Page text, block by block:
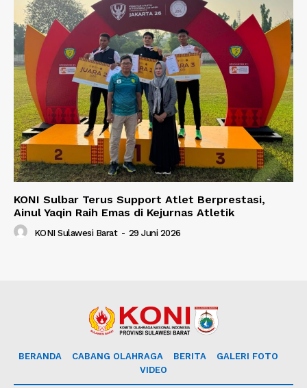
KONI Sulbar Terus Support Atlet Berprestasi,
Ainul Yaqin Raih Emas di Kejurnas Atletik
KONI Sulawesi Barat - 29 Juni 2026
BERANDA CABANG OLAHRAGA BERITA
GALERI FOTO
VIDEO